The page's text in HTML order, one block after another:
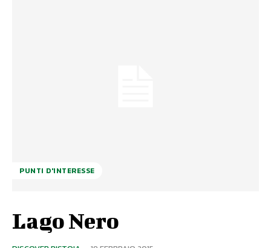
PUNTI D'INTERESSE
Lago Nero